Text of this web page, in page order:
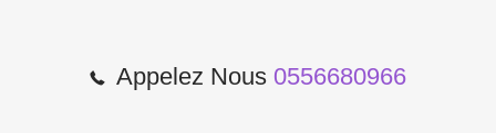
Appelez Nous 0556680966